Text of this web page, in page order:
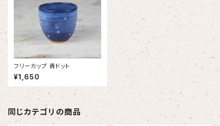
フリーカップ 青ドット
¥1,650
同じカテゴリの商品